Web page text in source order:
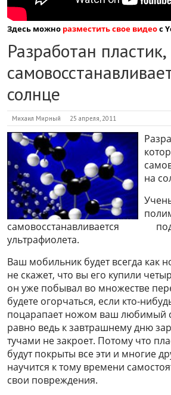
Здесь можно разместить свое видеос
Разработан
солнце
Михаил Мирный 25 апреля, 2011
на
самовосстанавливается
ультрафиолета.
Ваш мобильник будет всегда как
не скажет, что вы его купили
он уже побывал во множестве
будете огорчаться, если кто-
поцарапает ножом ваш любимый
равно ведь к завтрашнему дню
тучами не закроет. Потому что
будут покрыты все эти и многие
научится к тому времени
свои повреждения.